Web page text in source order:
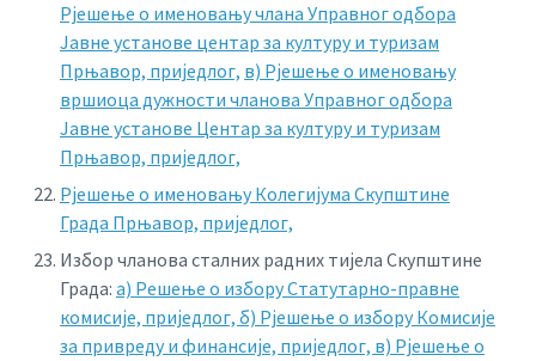
Рјешење о именовању члана Управног одбора
Јавне установе центар за културу и туризам
Прњавор, приједлог, в) Рјешење о именовању
вршиоца дужности чланова Управног одбора
Јавне установе Центар за културу и туризам
Прњавор, приједлог,
Рјешење о именовању Колегијума Скупштине
Града Прњавор, приједлог,
Избор чланова сталних радних тијела Скупштине
Града: а) Решење о избору Статутарно-правне
комисије, приједлог, б) Рјешење о избору Комисије
за привреду и финансије, приједлог, в) Рјешење о